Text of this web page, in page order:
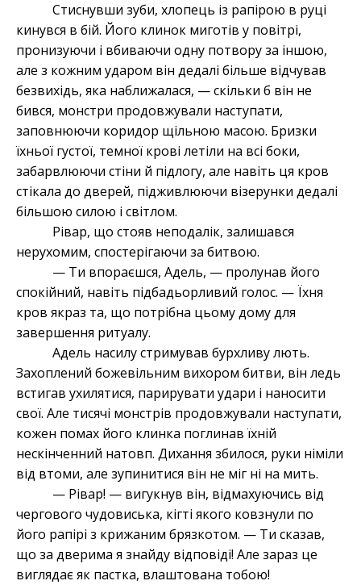
Стиснувши зуби, хлопець із рапірою в руці
кинувся в бій. Його клинок миготів у повітрі,
пронизуючи і вбиваючи одну потвору за іншою,
але з кожним ударом він дедалі більше відчував
безвихідь, яка наближалася, — скільки б він не
бився, монстри продовжували наступати,
заповнюючи коридор щільною масою. Бризки
їхньої густої, темної крові летіли на всі боки,
забарвлюючи стіни й підлогу, але навіть ця кров
стікала до дверей, підживлюючи візерунки дедалі
більшою силою і світлом.
Рівар, що стояв неподалік, залишався
нерухомим, спостерігаючи за битвою.
— Ти впораєшся, Адель, — пролунав його
спокійний, навіть підбадьорливий голос. — Їхня
кров якраз та, що потрібна цьому дому для
завершення ритуалу.
Адель насилу стримував бурхливу лють.
Захоплений божевільним вихором битви, він ледь
встигав ухилятися, парирувати удари і наносити
свої. Але тисячі монстрів продовжували наступати,
кожен помах його клинка поглинав їхній
нескінченний натовп. Дихання збилося, руки німіли
від втоми, але зупинитися він не міг ні на мить.
— Рівар! — вигукнув він, відмахуючись від
чергового чудовиська, кігті якого ковзнули по
його рапірі з крижаним брязкотом. — Ти сказав,
що за дверима я знайду відповіді! Але зараз це
виглядає як пастка, влаштована тобою!